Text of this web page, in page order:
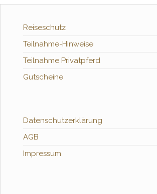
Reiseschutz
Teilnahme-Hinweise
Teilnahme Privatpferd
Gutscheine
Datenschutzerklärung
AGB
Impressum